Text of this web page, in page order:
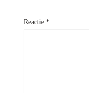
Reactie *